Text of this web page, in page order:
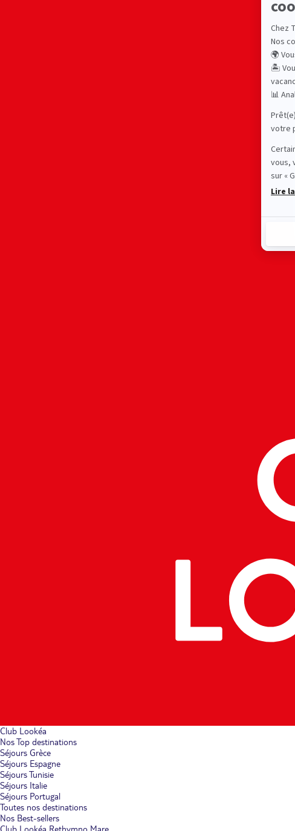
Club Lookéa
Nos Top destinations
Séjours Grèce
Séjours Espagne
Séjours Tunisie
Séjours Italie
Séjours Portugal
Toutes nos destinations
Nos Best-sellers